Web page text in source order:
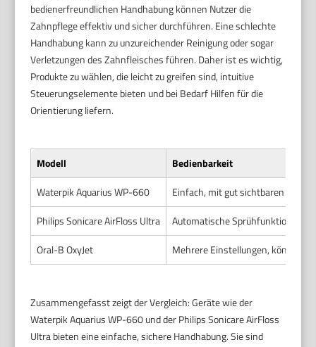
bedienerfreundlichen Handhabung können Nutzer die
Zahnpflege effektiv und sicher durchführen. Eine schlechte
Handhabung kann zu unzureichender Reinigung oder sogar
Verletzungen des Zahnfleisches führen. Daher ist es wichtig,
Produkte zu wählen, die leicht zu greifen sind, intuitive
Steuerungselemente bieten und bei Bedarf Hilfen für die
Orientierung liefern.
Modell
Bedienbarkeit
Waterpik Aquarius WP-660
Einfach, mit gut sichtbaren Tasten
Philips Sonicare AirFloss Ultra
Automatische Sprühfunktion, nur
Oral-B OxyJet
Mehrere Einstellungen, könnte
Zusammengefasst zeigt der Vergleich: Geräte wie der
Waterpik Aquarius WP-660 und der Philips Sonicare AirFloss
Ultra bieten eine einfache, sichere Handhabung. Sie sind